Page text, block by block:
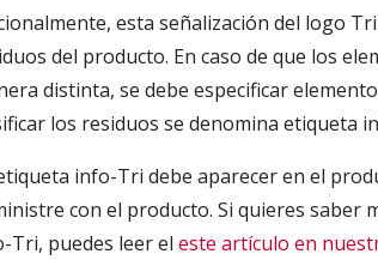
esta señalización del logo
del producto. En caso de que los
distinta, se debe especificar
los residuos se denomina etiqueta
info-Tri debe aparecer en el
con el producto. Si quieres saber
Tri, puedes leer eleste artículo en